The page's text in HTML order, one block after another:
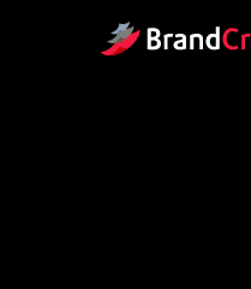
Site Logo